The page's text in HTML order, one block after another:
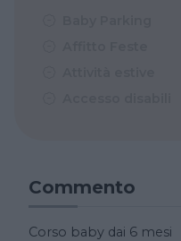
Commento
Corso baby dai 6 mesi